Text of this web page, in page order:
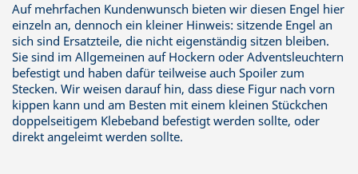
Auf mehrfachen Kundenwunsch bieten wir diesen Engel hier
einzeln an, dennoch ein kleiner Hinweis: sitzende Engel an
sich sind Ersatzteile, die nicht eigenständig sitzen bleiben.
Sie sind im Allgemeinen auf Hockern oder Adventsleuchtern
befestigt und haben dafür teilweise auch Spoiler zum
Stecken. Wir weisen darauf hin, dass diese Figur nach vorn
kippen kann und am Besten mit einem kleinen Stückchen
doppelseitigem Klebeband befestigt werden sollte, oder
direkt angeleimt werden sollte.